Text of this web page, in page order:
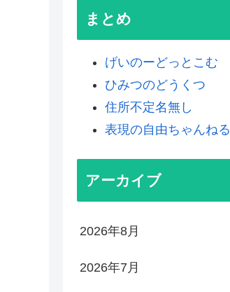
まとめ
げいのーどっとこむ
ひみつのどうくつ
住所不定名無し
表現の自由ちゃんねる
アーカイブ
2026年8月
2026年7月